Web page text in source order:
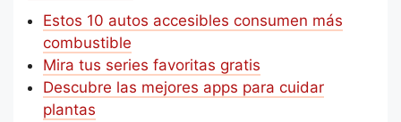
Estos 10 autos accesibles consumen más
combustible
Mira tus series favoritas gratis
Descubre las mejores apps para cuidar
plantas